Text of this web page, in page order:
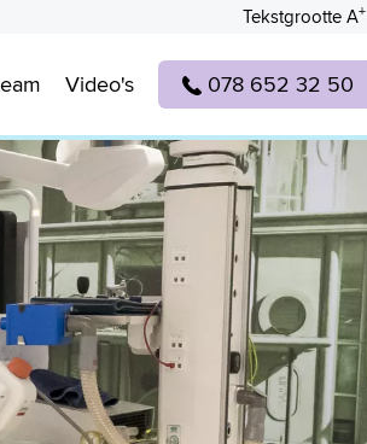
Tekstgrootte A+
Video's 078 652 32 50